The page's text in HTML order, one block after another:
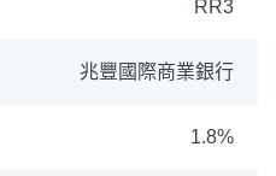
RR3
兆豐國際商業銀行
1.8%